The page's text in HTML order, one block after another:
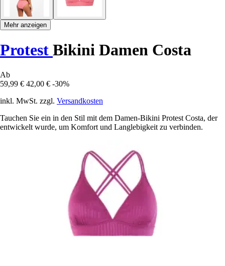
Mehr anzeigen
Protest Bikini Damen Costa
Ab
59,99 € 42,00 € -30%
inkl. MwSt. zzgl. Versandkosten
Tauchen Sie ein in den Stil mit dem Damen-Bikini Protest Costa, der
entwickelt wurde, um Komfort und Langlebigkeit zu verbinden.